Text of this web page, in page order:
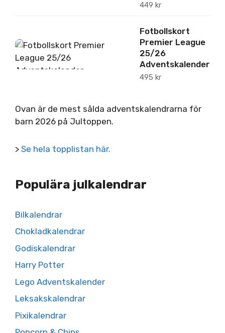
449 kr
2
Fotbollskort
Premier League
25/26
Adventskalender
495 kr
Ovan är de mest sålda adventskalendrarna för
barn 2026 på Jultoppen.
> Se hela topplistan här.
Populära julkalendrar
Bilkalendrar
Chokladkalendrar
Godiskalendrar
Harry Potter
Lego Adventskalender
Leksakskalendrar
Pixikalendrar